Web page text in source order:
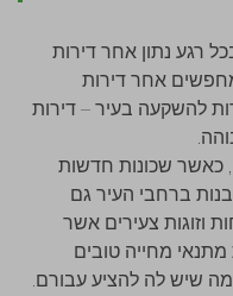
רגע נתון אחר דירות
אחר דירות
להשקעה בעיר – דירות
כאשר שכונות חדשות
ברחבי העיר גם
וזוגות צעירים אשר
מחייה טובים
מה שיש לה להציע עבורם.